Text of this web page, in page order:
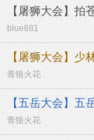
【屠狮大会】拍
blue881
【屠狮大会】少
青狼火花
【五岳大会】五
青狼火花